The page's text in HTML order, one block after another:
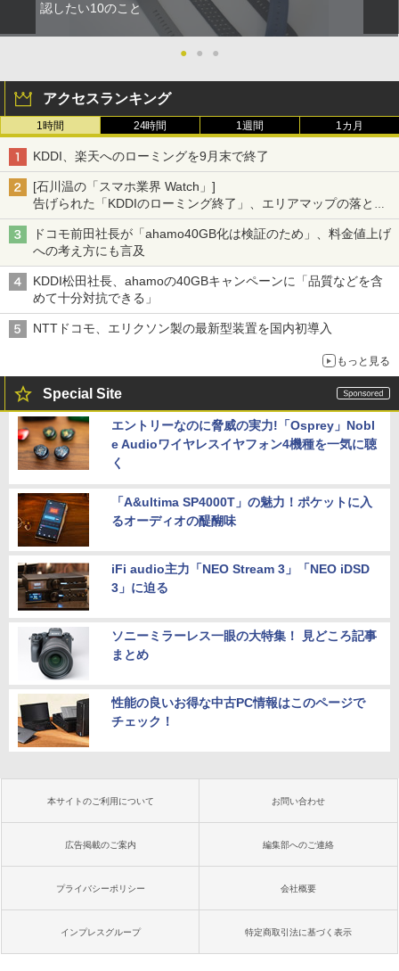
認したい10のこと
● ● ●
アクセスランキング
1時間 24時間 1週間 1カ月
KDDI、楽天へのローミングを9月末で終了
[石川温の「スマホ業界 Watch」]
告げられた「KDDIのローミング終了」、エリアマップの落とし
穴と楽天モバイルの課題
ドコモ前田社長が「ahamo40GB化は検証のため」、料金値上げ
への考え方にも言及
KDDI松田社長、ahamoの40GBキャンペーンに「品質などを含
めて十分対抗できる」
NTTドコモ、エリクソン製の最新型装置を国内初導入
もっと見る
Special Site
エントリーなのに脅威の実力!「Osprey」Nobl
e Audioワイヤレスイヤフォン4機種を一気に聴
く
「A&ultima SP4000T」の魅力！ポケットに入
るオーディオの醍醐味
iFi audio主力「NEO Stream 3」「NEO iDSD
3」に迫る
ソニーミラーレス一眼の大特集！ 見どころ記事
まとめ
性能の良いお得な中古PC情報はこのページで
チェック！
本サイトのご利用について お問い合わせ
広告掲載のご案内 編集部へのご連絡
プライバシーポリシー 会社概要
インプレスグループ 特定商取引法に基づく表示